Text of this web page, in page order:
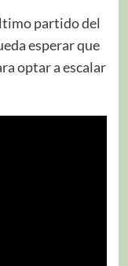
partido del
esperar que
optar a escalar